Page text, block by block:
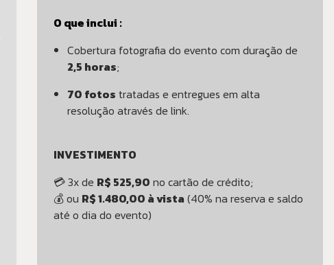
O que inclui :
Cobertura fotografia do evento com duração de
2,5 horas;
70 fotos tratadas e entregues em alta
resolução através de link.
INVESTIMENTO
💳 3x de R$ 525,90 no cartão de crédito;
💰 ou R$ 1.480,00 à vista (40% na reserva e saldo
até o dia do evento)